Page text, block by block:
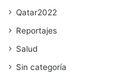
Qatar2022
Reportajes
Salud
Sin categoría